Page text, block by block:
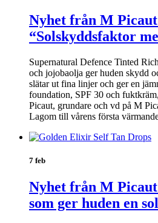
Nyhet från M
“Solskyddsfaktor
Supernatural Defence Tinted
och jojobaolja ger huden skydd
slätar ut fina linjer och ger en
foundation, SPF 30 och
Picaut, grundare och vd på M
Lagom till vårens första
7 feb
Nyhet från M
som ger huden en